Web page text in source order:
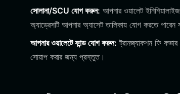
সোলানা/SCU যোগ করুন: আপনার ওয়ালেট
অ্যাড্রেসটি আপনার অ্যাসেট তালিকায় যোগ করতে পারেন
আপনার ওয়ালেটে ফান্ড যোগ করুন: ট্রানজ্যাকশন ফি
সোয়াপ করার জন্য প্রস্তুত।